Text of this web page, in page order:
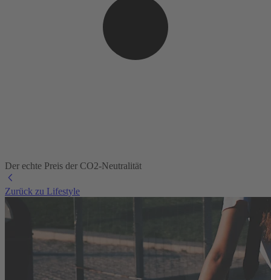
Der echte Preis der CO2-Neutralität
Zurück zu Lifestyle